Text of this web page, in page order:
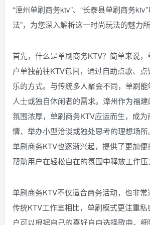
“漳州单刷商务ktv”、“长泰县单刷商务
法”，为您深入解析这一时尚玩法的魅力所
首先，什么是单刷商务KTV？简单来说
户单独前往KTV包间，通过自助点歌、
乐的方式。与传统多人聚会不同，单刷
人士或独自休闲者的需求。漳州作为福
氛围浓厚，单刷商务KTV应运而生，成
情、举办小型洽谈或独处思考的理想场
单刷商务KTV也逐渐兴起，提供了更加便
帮助用户在轻松自在的氛围中释放工作压
单刷商务KTV不仅适合商务活动，也非
传统KTV工作室相比，单刷模式更注重
户可以根据自己的喜好自由选择歌曲，